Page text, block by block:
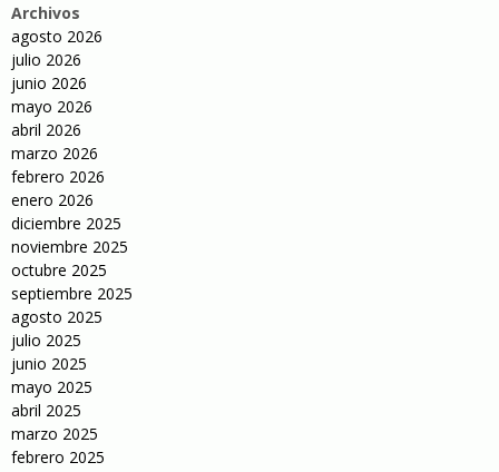
Archivos
agosto 2026
julio 2026
junio 2026
mayo 2026
abril 2026
marzo 2026
febrero 2026
enero 2026
diciembre 2025
noviembre 2025
octubre 2025
septiembre 2025
agosto 2025
julio 2025
junio 2025
mayo 2025
abril 2025
marzo 2025
febrero 2025